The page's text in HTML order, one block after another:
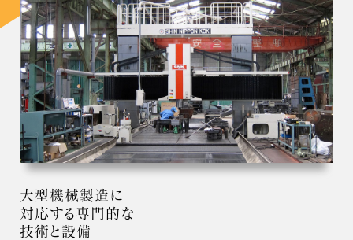
大型機械製造に
対応する専門的な
技術と設備